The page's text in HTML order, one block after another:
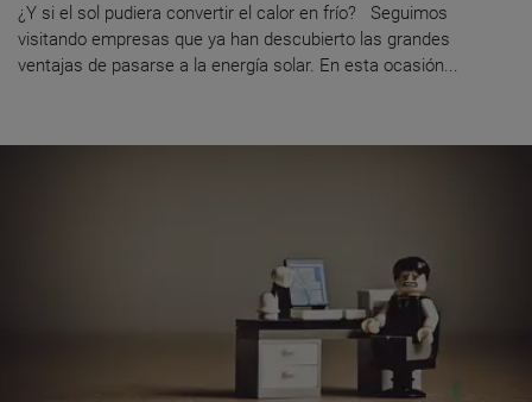
¿Y si el sol pudiera convertir el calor en frío? Seguimos
visitando empresas que ya han descubierto las grandes
ventajas de pasarse a la energía solar. En esta ocasión...